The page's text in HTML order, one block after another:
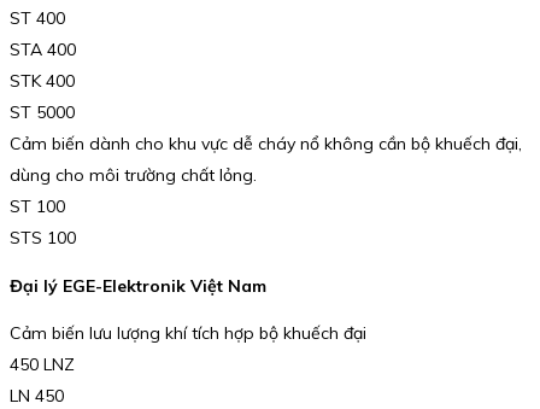
ST 400
STA 400
STK 400
ST 5000
Cảm biến dành cho khu vực dễ cháy nổ không cần bộ khuếch đại,
dùng cho môi trường chất lỏng.
ST 100
STS 100
Đại lý EGE-Elektronik Việt Nam
Cảm biến lưu lượng khí tích hợp bộ khuếch đại
450 LNZ
LN 450